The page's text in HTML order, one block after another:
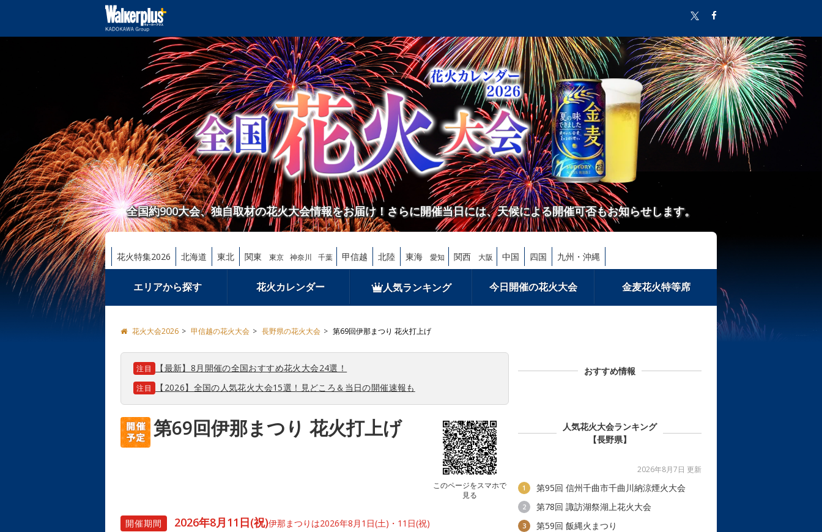
全国約900大会、独自取材の花火大会情報をお届け！さらに開催当日には、天候による開催可否もお知らせします。
花火特集2026 北海道 東北 関東 東京 神奈川 千葉 甲信越 北陸 東海 愛知 関西 大阪 中国 四国 九州・沖縄
エリアから探す 花火カレンダー 人気ランキング 今日開催の花火大会 金麦花火特等席
花火大会2026 甲信越の花火大会 長野県の花火大会 第69回伊那まつり 花火打上げ
注目 【最新】8月開催の全国おすすめ花火大会24選！
注目 【2026】全国の人気花火大会15選！見どころ＆当日の開催速報も
第69回伊那まつり 花火打上げ
このページをスマホで
見る
開催期間 2026年8月11日(祝)伊那まつりは2026年8月1日(土)・11日(祝)
おすすめ情報
人気花火大会ランキング
【長野県】
2026年8月7日 更新
1 第95回 信州千曲市千曲川納涼煙火大会
2 第78回 諏訪湖祭湖上花火大会
3 第59回 飯縄火まつり